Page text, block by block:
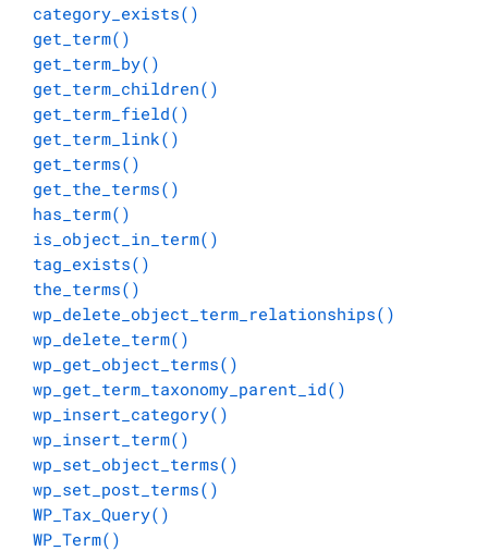
	 * Possible hook names include:
	 *
	 *  - `term_links-category`
	 *  - `term_links-post_tag`
	 *  - `term_links-post_format`
	 *
	 * @since 2.5.0
	 *
	 * @param string[] $links An array of term links.
	 */
	$term_links = apply_filters( "term_links-{$taxonomy}", $links );  // phpcs:ignore WordPress.NamingConventions.ValidHookName.UseUnderscores
	return $before . implode( $sep, $term_links ) . $after;
category_exists()
get_term()
get_term_by()
get_term_children()
get_term_field()
get_term_link()
get_terms()
get_the_terms()
has_term()
is_object_in_term()
tag_exists()
the_terms()
wp_delete_object_term_relationships()
wp_delete_term()
wp_get_object_terms()
wp_get_term_taxonomy_parent_id()
wp_insert_category()
wp_insert_term()
wp_set_object_terms()
wp_set_post_terms()
WP_Tax_Query()
WP_Term()